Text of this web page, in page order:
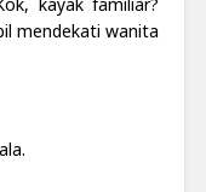
mendekati wanita